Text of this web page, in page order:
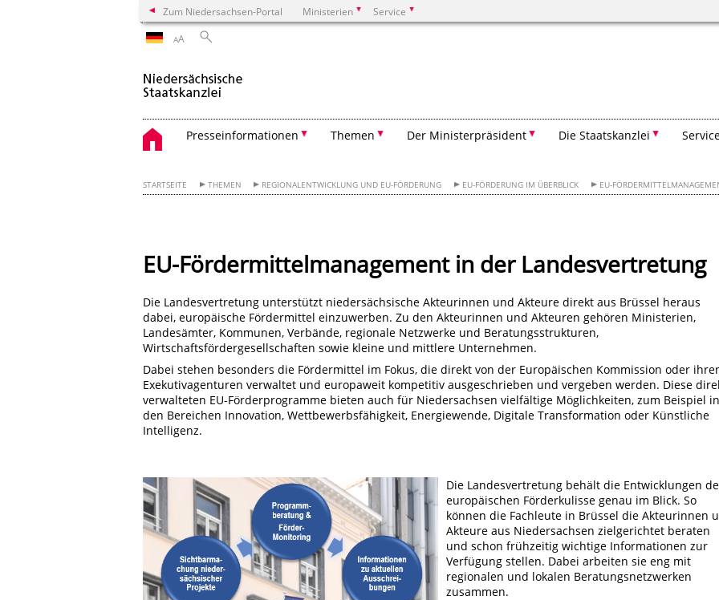
Zum Niedersachsen-Portal Ministerien Service
AA
Presseinformationen Themen Der Ministerpräsident Die Staatskanzlei
STARTSEITE THEMEN REGIONALENTWICKLUNG UND EU-FÖRDERUNG EU-FÖRDERUNG IM ÜBERBLICK EU-
EU-Fördermittelmanagement in der Landesvertretung
Die Landesvertretung unterstützt niedersächsische Akteurinnen und Akteure direkt aus Brüssel heraus
dabei, europäische Fördermittel einzuwerben. Zu den Akteurinnen und Akteuren gehören Ministerien,
Landesämter, Kommunen, Verbände, regionale Netzwerke und Beratungsstrukturen,
Wirtschaftsfördergesellschaften sowie kleine und mittlere Unternehmen.
Dabei stehen besonders die Fördermittel im Fokus, die direkt von der Europäischen Kommission oder
Exekutivagenturen verwaltet und europaweit kompetitiv ausgeschrieben und vergeben werden. Diese
verwalteten EU-Förderprogramme bieten auch für Niedersachsen vielfältige Möglichkeiten, zum Beispiel in
den Bereichen Innovation, Wettbewerbsfähigkeit, Energiewende, Digitale Transformation oder Künstliche
Intelligenz.
Die Landesvertretung behält die Entwicklungen
europäischen Förderkulisse genau im Blick. So
können die Fachleute in Brüssel die Akteurinnen
Akteure aus Niedersachsen zielgerichtet beraten
und schon frühzeitig wichtige Informationen zur
Verfügung stellen. Dabei arbeiten sie eng mit
regionalen und lokalen Beratungsnetzwerken
zusammen.